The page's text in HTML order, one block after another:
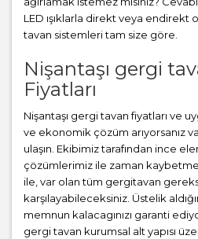
LED ışıklarla direkt veya endirekt
tavan sistemleri tam size göre.
Nişantaşı gergi
Fiyatları
Nişantaşı gergi tavan fiyatları ve
ve ekonomik çözüm arıyorsanız
ulaşın. Ekibimiz tarafından ince
çözümlerimiz ile zaman
ile, var olan tüm gergitavan
karşılayabileceksiniz. Üstelik
memnun kalacagınızı garanti
gergi tavan kurumsal alt yapısı